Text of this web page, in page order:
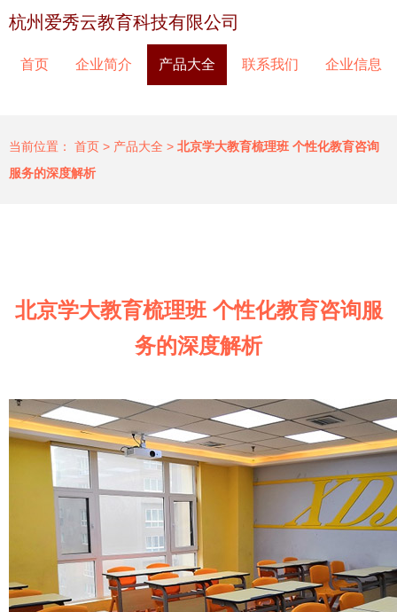
杭州爱秀云教育科技有限公司
首页 企业简介 产品大全 联系我们 企业信息
当前位置： 首页 > 产品大全 > 北京学大教育梳理班 个性化教育咨询
服务的深度解析
北京学大教育梳理班 个性化教育咨询服
务的深度解析